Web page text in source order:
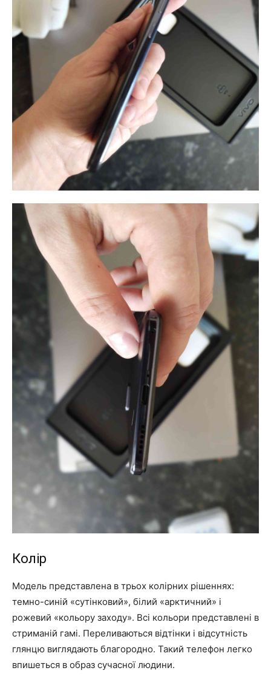
Колір
Модель представлена в трьох колірних рішеннях:
темно-синій «сутінковий», білий «арктичний» і
рожевий «кольору заходу». Всі кольори представлені в
стриманій гамі. Переливаються відтінки і відсутність
глянцю виглядають благородно. Такий телефон легко
впишеться в образ сучасної людини.